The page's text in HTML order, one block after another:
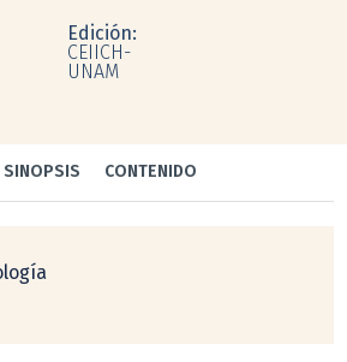
Edición:
CEIICH-
UNAM
SINOPSIS CONTENIDO